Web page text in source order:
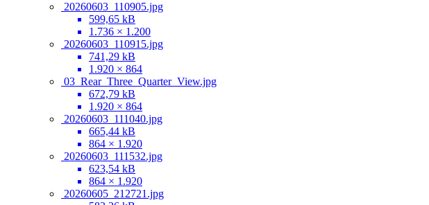
20260603_110905.jpg
599,65 kB
1.736 × 1.200
20260603_110915.jpg
741,29 kB
1.920 × 864
03_Rear_Three_Quarter_View.jpg
672,79 kB
1.920 × 864
20260603_111040.jpg
665,44 kB
864 × 1.920
20260603_111532.jpg
623,54 kB
864 × 1.920
20260605_212721.jpg